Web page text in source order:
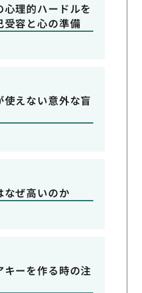
理的ハードルを
受容と心の準備
えない意外な盲
なぜ高いのか
ーを作る時の注